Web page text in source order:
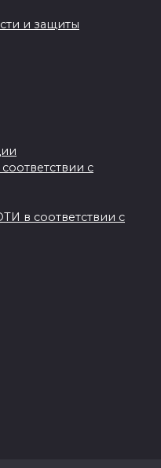
и защиты
с
в соответствии с